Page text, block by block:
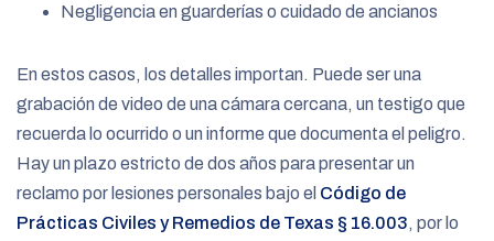
Negligencia en guarderías o cuidado de ancianos
En estos casos, los detalles importan. Puede ser una
grabación de video de una cámara cercana, un testigo que
recuerda lo ocurrido o un informe que documenta el peligro.
Hay un plazo estricto de dos años para presentar un
reclamo por lesiones personales bajo el Código de
Prácticas Civiles y Remedios de Texas § 16.003, por lo